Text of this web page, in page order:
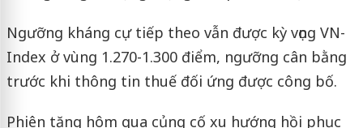
Ngưỡng kháng cự tiếp theo vẫn được kỳ vọng VN-
Index ở vùng 1.270-1.300 điểm, ngưỡng cân bằng
trước khi thông tin thuế đối ứng được công bố.
Phiên tăng hôm qua củng cố xu hướng hồi phục